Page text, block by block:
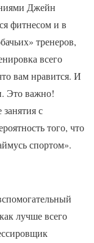
Джейн
фитнесом и в
тренеров,
всего
вам нравится. И
Это важно!
с
того, что
спортом».
лучше всего